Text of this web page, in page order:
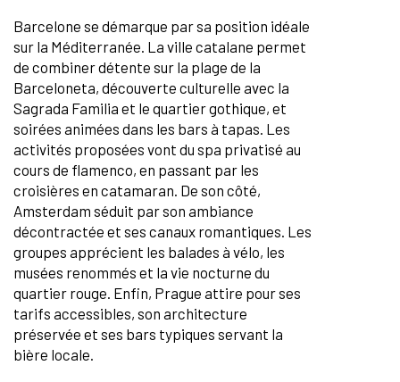
Barcelone se démarque par sa position idéale
sur la Méditerranée. La ville catalane permet
de combiner détente sur la plage de la
Barceloneta, découverte culturelle avec la
Sagrada Familia et le quartier gothique, et
soirées animées dans les bars à tapas. Les
activités proposées vont du spa privatisé au
cours de flamenco, en passant par les
croisières en catamaran. De son côté,
Amsterdam séduit par son ambiance
décontractée et ses canaux romantiques. Les
groupes apprécient les balades à vélo, les
musées renommés et la vie nocturne du
quartier rouge. Enfin, Prague attire pour ses
tarifs accessibles, son architecture
préservée et ses bars typiques servant la
bière locale.